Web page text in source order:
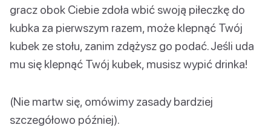
gracz obok Ciebie zdoła wbić swoją piłeczkę do
kubka za pierwszym razem, może klepnąć Twój
kubek ze stołu, zanim zdążysz go podać. Jeśli uda
mu się klepnąć Twój kubek, musisz wypić drinka!
(Nie martw się, omówimy zasady bardziej
szczegółowo później).